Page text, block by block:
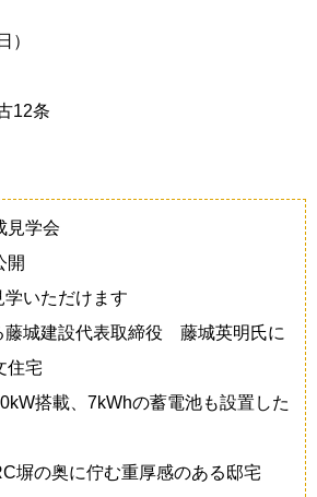
）
12条
見学会
開
いただけます
城建設代表取締役 藤城英明氏に
住宅
搭載、7kWhの蓄電池も設置した
塀の奥に佇む重厚感のある邸宅